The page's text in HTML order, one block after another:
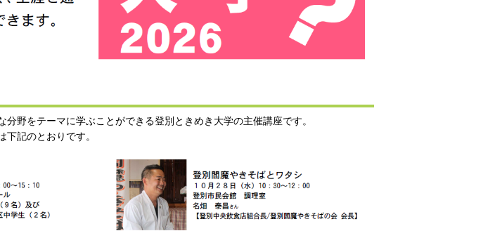
野をテーマに学ぶことができる登別ときめき大学の主催講座です。
記のとおりです。